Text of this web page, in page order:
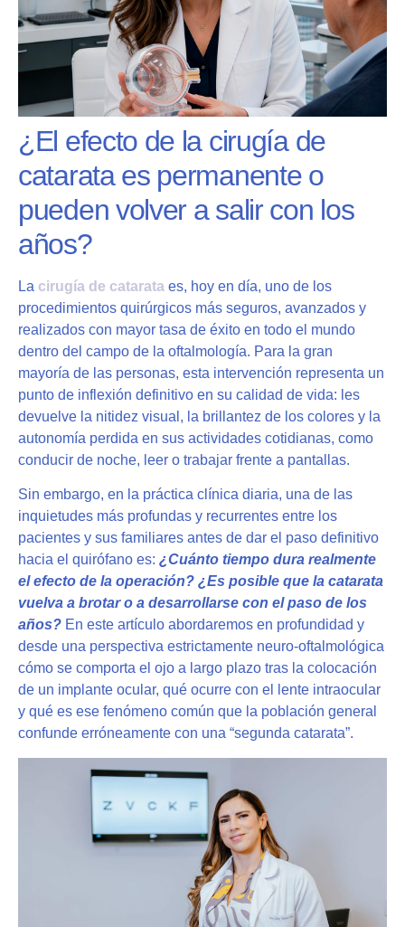
¿El efecto de la cirugía de
catarata es permanente o
pueden volver a salir con los
años?
La cirugía de catarata es, hoy en día, uno de los
procedimientos quirúrgicos más seguros, avanzados y
realizados con mayor tasa de éxito en todo el mundo
dentro del campo de la oftalmología. Para la gran
mayoría de las personas, esta intervención representa un
punto de inflexión definitivo en su calidad de vida: les
devuelve la nitidez visual, la brillantez de los colores y la
autonomía perdida en sus actividades cotidianas, como
conducir de noche, leer o trabajar frente a pantallas.
Sin embargo, en la práctica clínica diaria, una de las
inquietudes más profundas y recurrentes entre los
pacientes y sus familiares antes de dar el paso definitivo
hacia el quirófano es: ¿Cuánto tiempo dura realmente
el efecto de la operación? ¿Es posible que la catarata
vuelva a brotar o a desarrollarse con el paso de los
años? En este artículo abordaremos en profundidad y
desde una perspectiva estrictamente neuro-oftalmológica
cómo se comporta el ojo a largo plazo tras la colocación
de un implante ocular, qué ocurre con el lente intraocular
y qué es ese fenómeno común que la población general
confunde erróneamente con una “segunda catarata”.